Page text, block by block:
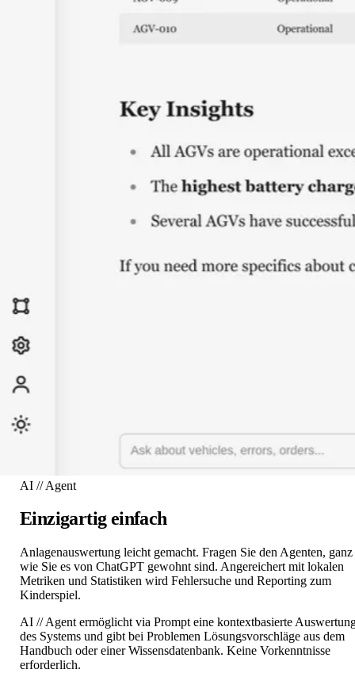
AI // Agent
Einzigartig einfach
Anlagenauswertung leicht gemacht. Fragen Sie den Agenten, ganz
wie Sie es von ChatGPT gewohnt sind. Angereichert mit lokalen
Metriken und Statistiken wird Fehlersuche und Reporting zum
Kinderspiel.
AI // Agent ermöglicht via Prompt eine kontextbasierte
des Systems und gibt bei Problemen Lösungsvorschläge aus dem
Handbuch oder einer Wissensdatenbank. Keine Vorkenntnisse
erforderlich.